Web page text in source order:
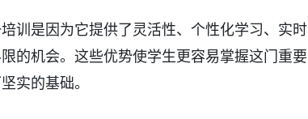
训是因为它提供了灵活性、个性化学习、实时
的机会。这些优势使学生更容易掌握这门重要
实的基础。